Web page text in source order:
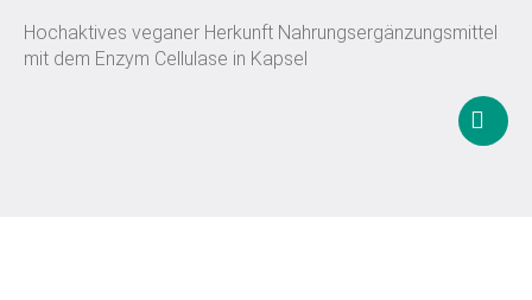
Hochaktives veganer Herkunft Nahrungsergänzungsmittel
mit dem Enzym Cellulase in Kapsel